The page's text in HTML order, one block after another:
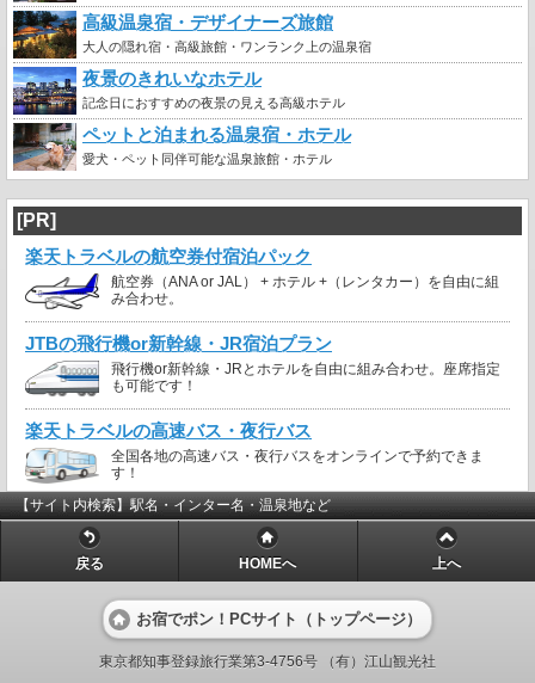
高級温泉宿・デザイナーズ旅館
大人の隠れ宿・高級旅館・ワンランク上の温泉宿
夜景のきれいなホテル
記念日におすすめの夜景の見える高級ホテル
ペットと泊まれる温泉宿・ホテル
愛犬・ペット同伴可能な温泉旅館・ホテル
[PR]
楽天トラベルの航空券付宿泊パック
航空券（ANA or JAL） + ホテル +（レンタカー）を自由に組
み合わせ。
JTBの飛行機or新幹線・JR宿泊プラン
飛行機or新幹線・JRとホテルを自由に組み合わせ。座席指定
も可能です！
楽天トラベルの高速バス・夜行バス
全国各地の高速バス・夜行バスをオンラインで予約できま
す！
【サイト内検索】駅名・インター名・温泉地など
戻る HOMEへ 上へ
お宿でポン！PCサイト（トップページ）
東京都知事登録旅行業第3-4756号 （有）江山観光社